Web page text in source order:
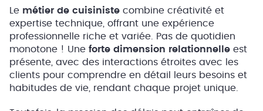
Le métier de cuisiniste combine créativité et
expertise technique, offrant une expérience
professionnelle riche et variée. Pas de quotidien
monotone ! Une forte dimension relationnelle est
présente, avec des interactions étroites avec les
clients pour comprendre en détail leurs besoins et
habitudes de vie, rendant chaque projet unique.